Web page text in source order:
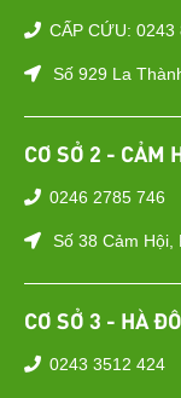
CẤP CỨU:
Số 929 La
CƠ SỞ 2 - CẢM
0246 2785 746
Số 38 Cảm Hội,
CƠ SỞ 3 - HÀ
0243 3512 424